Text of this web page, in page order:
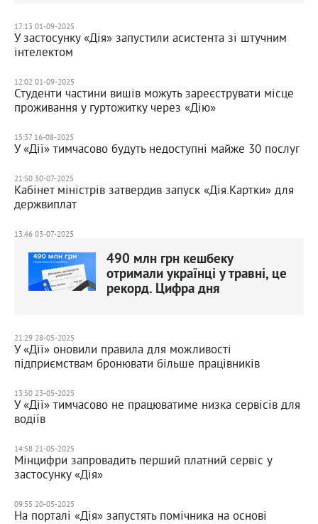
17:13 01-09-2025
У застосунку «Дія» запустили асистента зі штучним
інтелектом
12:02 01-09-2025
Студенти частини вишів можуть зареєструвати місце
проживання у гуртожитку через «Дію»
15:37 16-08-2025
У «Дії» тимчасово будуть недоступні майже 30 послуг
21:50 30-07-2025
Кабінет міністрів затвердив запуск «Дія.Картки» для
держвиплат
13:46 03-07-2025
490 млн грн кешбеку
отримали українці у травні, це
рекорд. Цифра дня
21:29 28-05-2025
У «Дії» оновили правила для можливості
підприємствам бронювати більше працівників
13:50 23-05-2025
У «Дії» тимчасово не працюватиме низка сервісів для
водіїв
14:58 21-05-2025
Мінцифри запровадить перший платний сервіс у
застосунку «Дія»
09:55 20-05-2025
На порталі «Дія» запустять помічника на основі